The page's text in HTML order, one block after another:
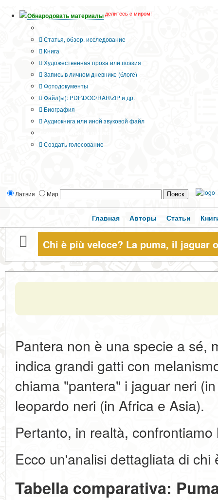
Обнародовать материалы делитесь с миром!
Статья, обзор, исследование
Книга
Художественная проза или поэзия
Запись в личном дневнике (блоге)
Фотодокументы
Файл(ы): PDF\DOC\RAR\ZIP и др.
Биография
Аудиокнига или иной звуковой файл
Создать голосование
Латвия Мир
Главная Авторы Статьи
Chi è più veloce? La puma, il jaguar
Pantera non è una specie a sé,
indica grandi gatti con
chiama "pantera" i jaguar neri
leopardo neri (in Africa e Asia).
Pertanto, in realtà, confrontiamo
Ecco un'analisi dettagliata di chi
Tabella comparativa: